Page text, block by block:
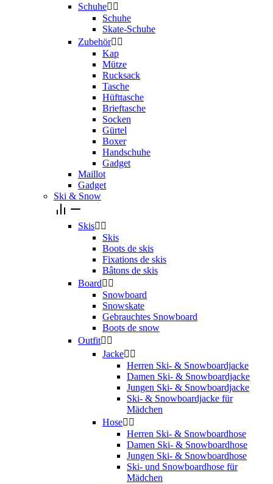
Schuhe 
Schuhe
Skate-Schuhe
Zubehör 
Kap
Mütze
Rucksack
Tasche
Hüfttasche
Brieftasche
Socken
Gürtel
Boxer
Handschuhe
Gadget
Maillot
Gadget
Ski & Snow
Skis 
Skis
Boots de skis
Fixations de skis
Bâtons de skis
Board 
Snowboard
Snowskate
Gebrauchtes Snowboard
Boots de snow
Outfit 
Jacke 
Herren Ski- & Snowboardjacke
Damen Ski- & Snowboardjacke
Jungen Ski- & Snowboardjacke
Ski- & Snowboardjacke für
Mädchen
Hose 
Herren Ski- & Snowboardhose
Damen Ski- & Snowboardhose
Jungen Ski- & Snowboardhose
Ski- und Snowboardhose für
Mädchen